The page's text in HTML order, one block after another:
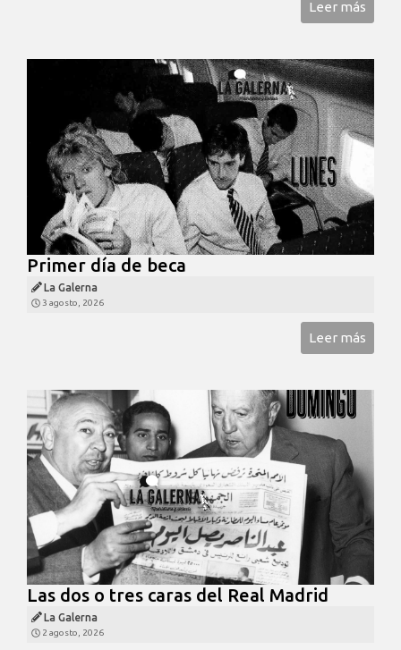
Leer más
Primer día de beca
La Galerna
3 agosto, 2026
Leer más
Las dos o tres caras del Real Madrid
La Galerna
2 agosto, 2026